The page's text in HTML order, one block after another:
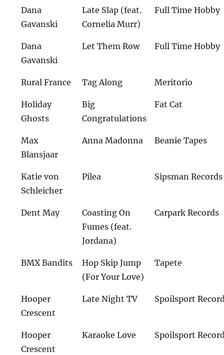
Dana
Gavanski
Late Slap (feat.
Cornelia Murr)
Full Time Hobby
Dana
Gavanski
Let Them Row Full Time Hobby
Rural France Tag Along Meritorio
Holiday
Ghosts
Big
Congratulations
Fat Cat
Max
Blansjaar
Anna Madonna Beanie Tapes
Katie von
Schleicher
Pilea Sipsman Records
Dent May
Coasting On
Fumes (feat.
Jordana)
Carpark Records
BMX Bandits
Hop Skip Jump
(For Your Love)
Tapete
Hooper
Crescent
Late Night TV Spoilsport
Hooper
Crescent
Karaoke Love Spoilsport